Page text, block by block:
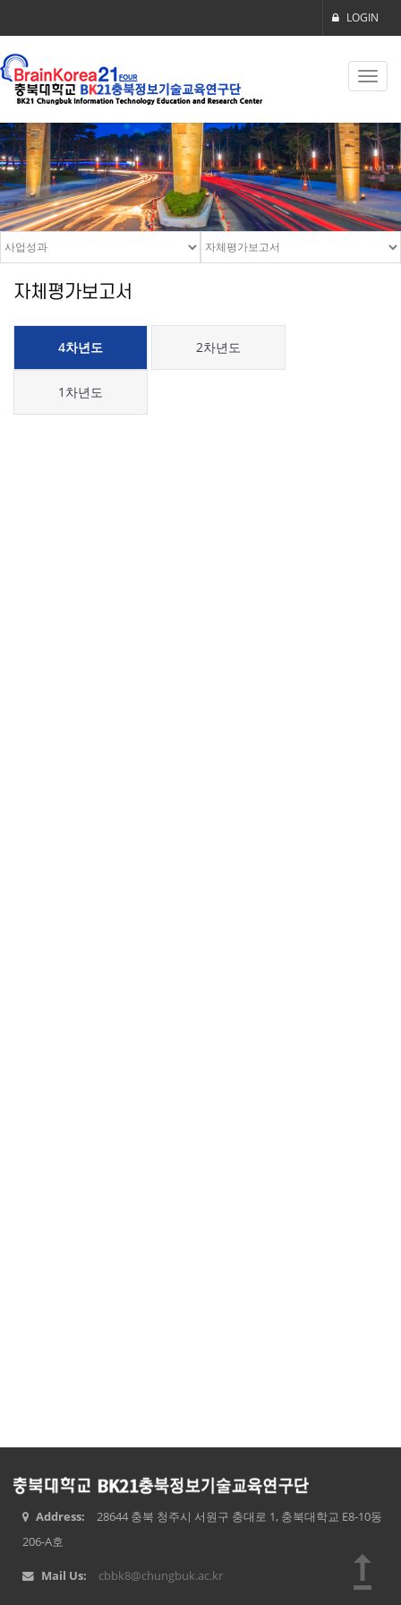
LOGIN
자체평가보고서
4차년도 2차년도
1차년도
Address:
28644 충북 청주시 서원구 충대로 1, 충북대학교 E8-10동
206-A호
Mail Us: cbbk8@chungbuk.ac.kr upgrade